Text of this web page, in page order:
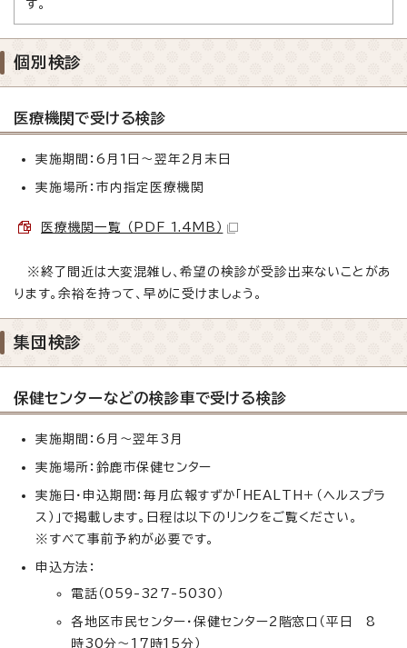
す。
個別検診
医療機関で受ける検診
実施期間：6月1日～翌年2月末日
実施場所：市内指定医療機関
医療機関一覧 （PDF 1.4MB）
※終了間近は大変混雑し、希望の検診が受診出来ないことがあ
ります。余裕を持って、早めに受けましょう。
集団検診
保健センターなどの検診車で受ける検診
実施期間：6月～翌年3月
実施場所：鈴鹿市保健センター
実施日・申込期間：毎月広報すずか「HEALTH＋（ヘルスプラ
ス）」で掲載します。日程は以下のリンクをご覧ください。
※すべて事前予約が必要です。
申込方法：
電話（059-327-5030）
各地区市民センター・保健センター2階窓口（平日 8
時30分～17時15分）